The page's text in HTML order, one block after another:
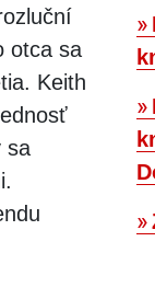
otca sa
Keith
sa